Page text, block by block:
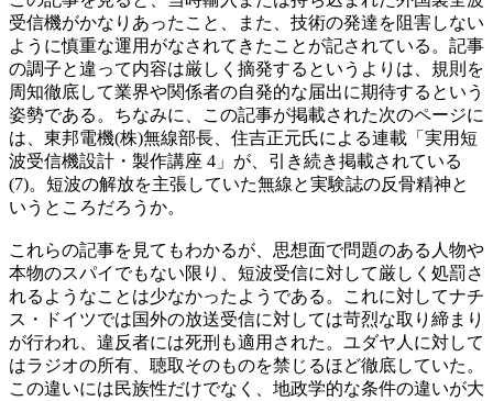
受信機がかなりあったこと、また、技術の発達を阻害しない
ように慎重な運用がなされてきたことが記されている。記事
の調子と違って内容は厳しく摘発するというよりは、規則を
周知徹底して業界や関係者の自発的な届出に期待するという
姿勢である。ちなみに、この記事が掲載された次のページに
は、東邦電機(株)無線部長、住吉正元氏による連載「実用短
波受信機設計・製作講座 4」が、引き続き掲載されている
(7)。短波の解放を主張していた無線と実験誌の反骨精神と
いうところだろうか。
これらの記事を見てもわかるが、思想面で問題のある人物や
本物のスパイでもない限り、短波受信に対して厳しく処罰さ
れるようなことは少なかったようである。これに対してナチ
ス・ドイツでは国外の放送受信に対しては苛烈な取り締まり
が行われ、違反者には死刑も適用された。ユダヤ人に対して
はラジオの所有、聴取そのものを禁じるほど徹底していた。
この違いには民族性だけでなく、地政学的な条件の違いが大